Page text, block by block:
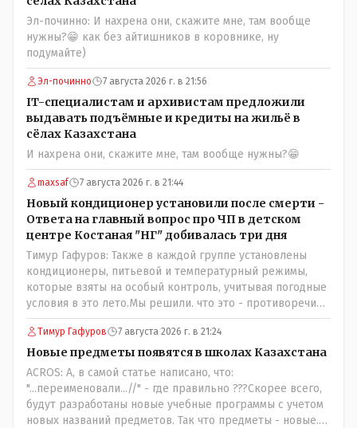
Эл-починно: И нахрена они, скажите мне, там вообще
нужны?😁 как без айтишников в коровнике, ну
подумайте)
Эл-починно 7 августа 2026 г. в 21:56
IT-специалистам и архивистам предложили
выдавать подъёмные и кредиты на жильё в
сёлах Казахстана
И нахрена они, скажите мне, там вообще нужны?😁
maxsaf 7 августа 2026 г. в 21:44
Новый кондиционер установили после смерти -
Ответа на главный вопрос про ЧП в детском
центре Костаная "НГ" добивалась три дня
Тимур Гафуров: Также в каждой группе установлены
кондиционеры, питьевой и температурный режимы,
которые взяты на особый контроль, учитывая погодные
условия в это лето.Мы решили. что это - противоречие.
Вы считаете иначе?Ну тут противоречия нет. Этот
комментарий прозвучал на следующий день после
трагедии, то есть 29 июля, когда спешно установили и
воду, и новые кондиционеры, и впервые поставили
температурный режим на контроль. То есть первая
часть - информация до трагедии, вторая часть -
информация после трагедии, когда все уже было
Тимур Гафуров 7 августа 2026 г. в 21:24
Новые предметы появятся в школах Казахстана
ACROS: А, в самой статье написано, что:
"...переименовали...//" - где правильно ???Скорее всего,
будут разработаны новые учебные программы с учетом
новых названий предметов. Так что предметы - новые.